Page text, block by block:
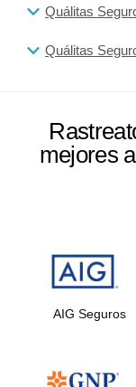
Quálitas
Quálitas
mejores
AIG Seguros